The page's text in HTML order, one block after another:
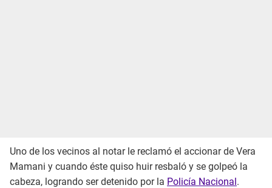
Uno de los vecinos al notar le reclamó el accionar de Vera
Mamani y cuando éste quiso huir resbaló y se golpeó la
cabeza, logrando ser detenido por la Policía Nacional.